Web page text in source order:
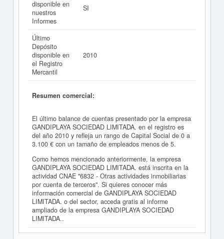
disponible en
nuestros
Informes
SI
Último
Depósito
disponible en
el Registro
Mercantil
2010
Resumen comercial:
El último balance de cuentas presentado por la empresa
GANDIPLAYA SOCIEDAD LIMITADA. en el registro es
del año 2010 y refleja un rango de Capital Social de 0 a
3.100 € con un tamaño de empleados menos de 5.
Como hemos mencionado anteriormente, la empresa
GANDIPLAYA SOCIEDAD LIMITADA. está inscrita en la
actividad CNAE "6832 - Otras actividades inmobiliarias
por cuenta de terceros". Si quieres conocer más
información comercial de GANDIPLAYA SOCIEDAD
LIMITADA. o del sector, acceda gratis al informe
ampliado de la empresa GANDIPLAYA SOCIEDAD
LIMITADA..